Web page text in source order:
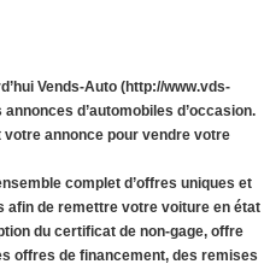
Vends-Auto (http://www.vds-
d’automobiles d’occasion.
annonce pour vendre votre
complet d’offres uniques et
afin de remettre votre voiture en état
du certificat de non-gage, offre
offres de financement, des remises